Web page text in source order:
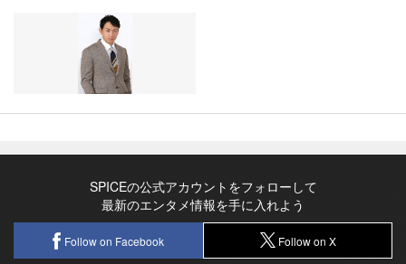
SPICEの公式アカウントをフォローして
最新のエンタメ情報を手に入れよう
Follow on Facebook Follow on X